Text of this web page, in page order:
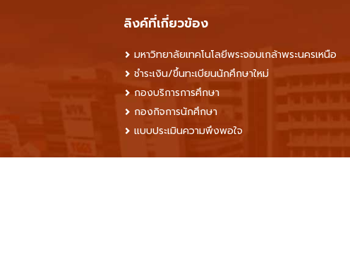
ลิงค์ที่เกี่ยวข้อง
มหาวิทยาลัยเทคโนโลยีพระจอมเกล้าพระนครเหนือ
ชำระเงิน/ขึ้นทะเบียนนักศึกษาใหม่
กองบริการการศึกษา
กองกิจการนักศึกษา
แบบประเมินความพึงพอใจ